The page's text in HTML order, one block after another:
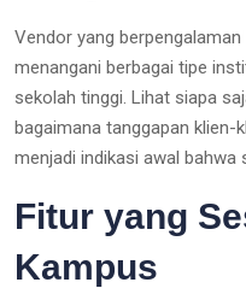
Vendor yang
menangani berbagai tipe
sekolah tinggi. Lihat siapa
bagaimana tanggapan
menjadi indikasi awal
Fitur yang
Kampus